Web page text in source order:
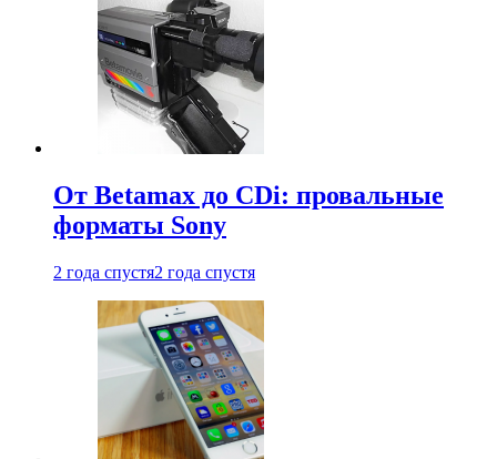
От Betamax до CDi: провальные
форматы Sony
2 года спустя2 года спустя